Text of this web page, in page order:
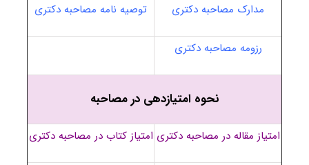
مدارک مصاحبه دکتری توصیه نامه مصاحبه دکتری
رزومه مصاحبه دکتری
نحوه امتیازدهی در مصاحبه
امتیاز مقاله در مصاحبه دکتری امتیاز کتاب در مصاحبه دکتری